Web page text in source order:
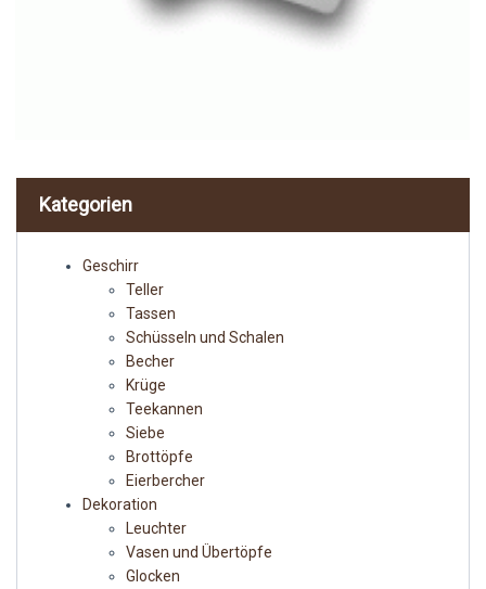
Kategorien
Geschirr
Teller
Tassen
Schüsseln und Schalen
Becher
Krüge
Teekannen
Siebe
Brottöpfe
Eierbercher
Dekoration
Leuchter
Vasen und Übertöpfe
Glocken